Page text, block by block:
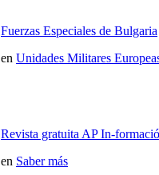
Fuerzas Especiales de Bulgaria
en Unidades Militares
Revista gratuita AP In-
en Saber más